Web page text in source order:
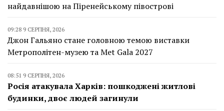
найдавнішою на Піренейському півострові
09:28 9 СЕРПНЯ, 2026
Джон Гальяно стане головною темою виставки
Метрополітен-музею та Met Gala 2027
08:51 9 СЕРПНЯ, 2026
Росія атакувала Харків: пошкоджені житлові
будинки, двоє людей загинули